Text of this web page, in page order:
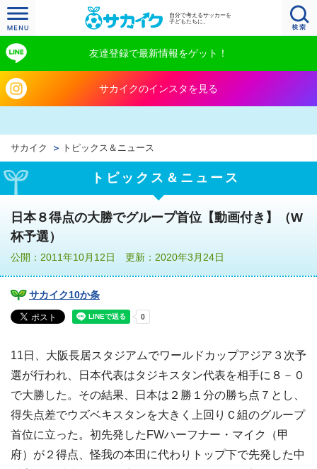
自分で考えるサッカーを
子どもたちに。
友達登録で最新情報をゲット！
サカイクのインスタを見る
サカイク トピックス＆ニュース
トピックス＆ニュース
日本８得点の大勝でグループ首位【動画付き】（W
杯予選）
公開：2011年10月12日 更新：2020年3月24日
サカイク10か条
11日、大阪長居スタジアムでワールドカップアジア３次予
選が行われ、日本代表はタジキスタン代表を相手に８－０
で大勝した。その結果、日本は２勝１分の勝ち点７とし、
得失点差でウズベキスタンを大きく上回りＣ組のグループ
首位に立った。初先発したFWハーフナー・マイク（甲
府）が２得点、怪我の本田に代わりトップ下で先発した中